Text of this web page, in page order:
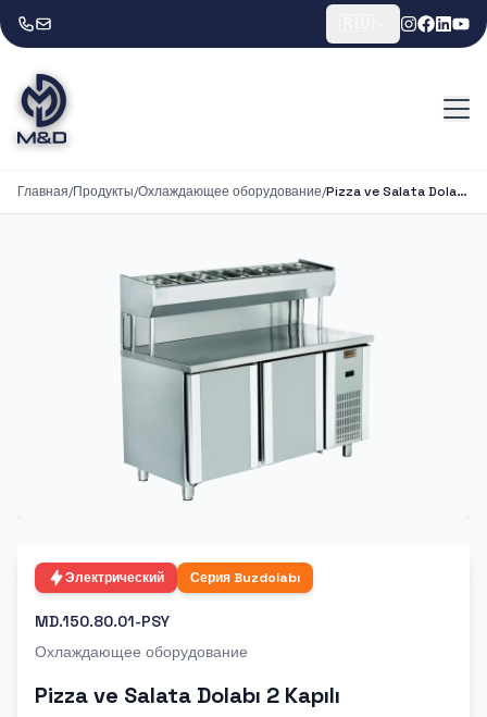
Главная/Продукты/Охлаждающее оборудование/ Pizza ve Salata Dolabı 2 Kapılı
Электрический Серия Buzdolabı
MD.150.80.01-PSY
Охлаждающее оборудование
Pizza ve Salata Dolabı 2 Kapılı